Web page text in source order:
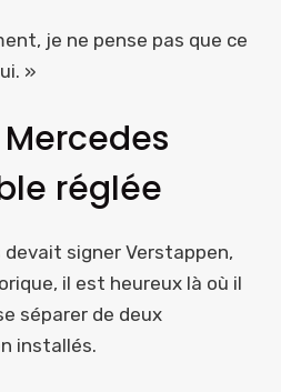
je ne pense pas que ce
»
réglée
devait signer Verstappen,
il est heureux là où il
séparer de deux
installés.